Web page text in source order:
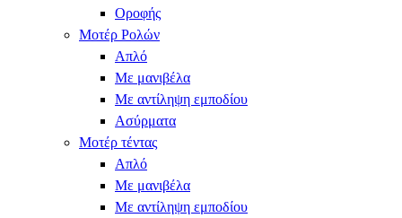
Οροφής
Μοτέρ Ρολών
Απλό
Με μανιβέλα
Με αντίληψη εμποδίου
Ασύρματα
Μοτέρ τέντας
Απλό
Με μανιβέλα
Με αντίληψη εμποδίου